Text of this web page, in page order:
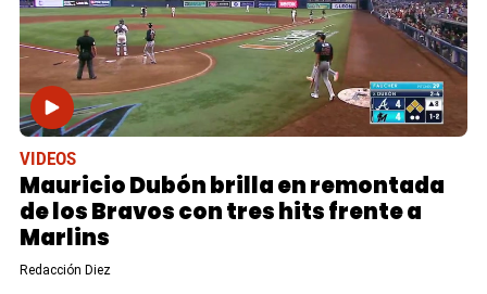
VIDEOS
Mauricio Dubón brilla en remontada
de los Bravos con tres hits frente a
Marlins
Redacción Diez